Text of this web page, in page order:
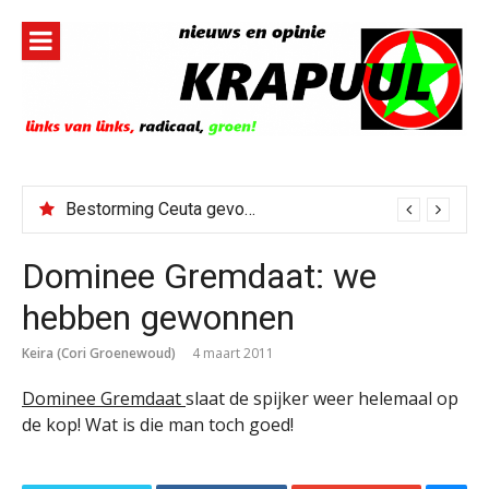
inhoud
Bestorming Ceuta gevolg van op sociale media verspreide hoax?
Dominee Gremdaat: we
hebben gewonnen
Keira (Cori Groenewoud) 4 maart 2011
Dominee Gremdaatslaat de spijker weer helemaal op
de kop! Wat is die man toch goed!